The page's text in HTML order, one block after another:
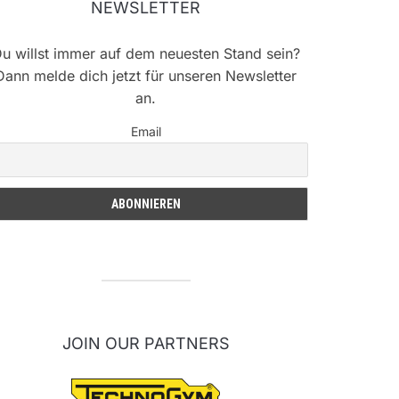
NEWSLETTER
willst immer auf dem neuesten Stand sein?
melde dich jetzt für unseren Newsletter
an.
Email
JOIN OUR PARTNERS